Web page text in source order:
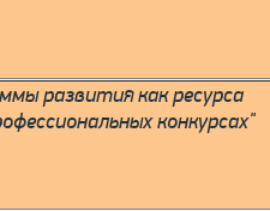
развития как ресурса
конкурсах"